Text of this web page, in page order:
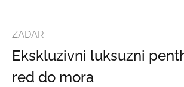
ZADAR
Ekskluzivni luksuzni
red do mora